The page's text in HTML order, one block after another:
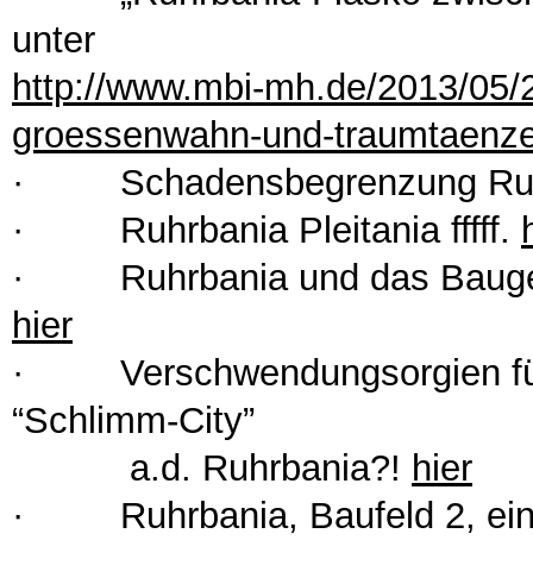
unter
http://www.mbi-mh.de/2013/
groessenwahn-und-
· Schadensbegrenzung
· Ruhrbania Pleitania fffff.
· Ruhrbania und das
hier
· Verschwendungsorgien für
“Schlimm-City”
a.d. Ruhrbania?! hier
· Ruhrbania, Baufeld 2,